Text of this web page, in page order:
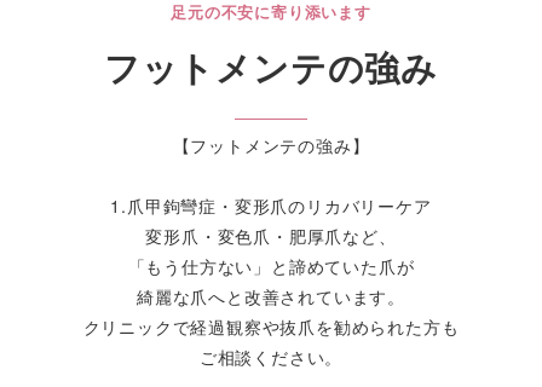
足元の不安に寄り添います
フットメンテの強み
【フットメンテの強み】
1.爪甲鉤彎症・変形爪のリカバリーケア
変形爪・変色爪・肥厚爪など、
「もう仕方ない」と諦めていた爪が
綺麗な爪へと改善されています。
クリニックで経過観察や抜爪を勧められた方も
ご相談ください。